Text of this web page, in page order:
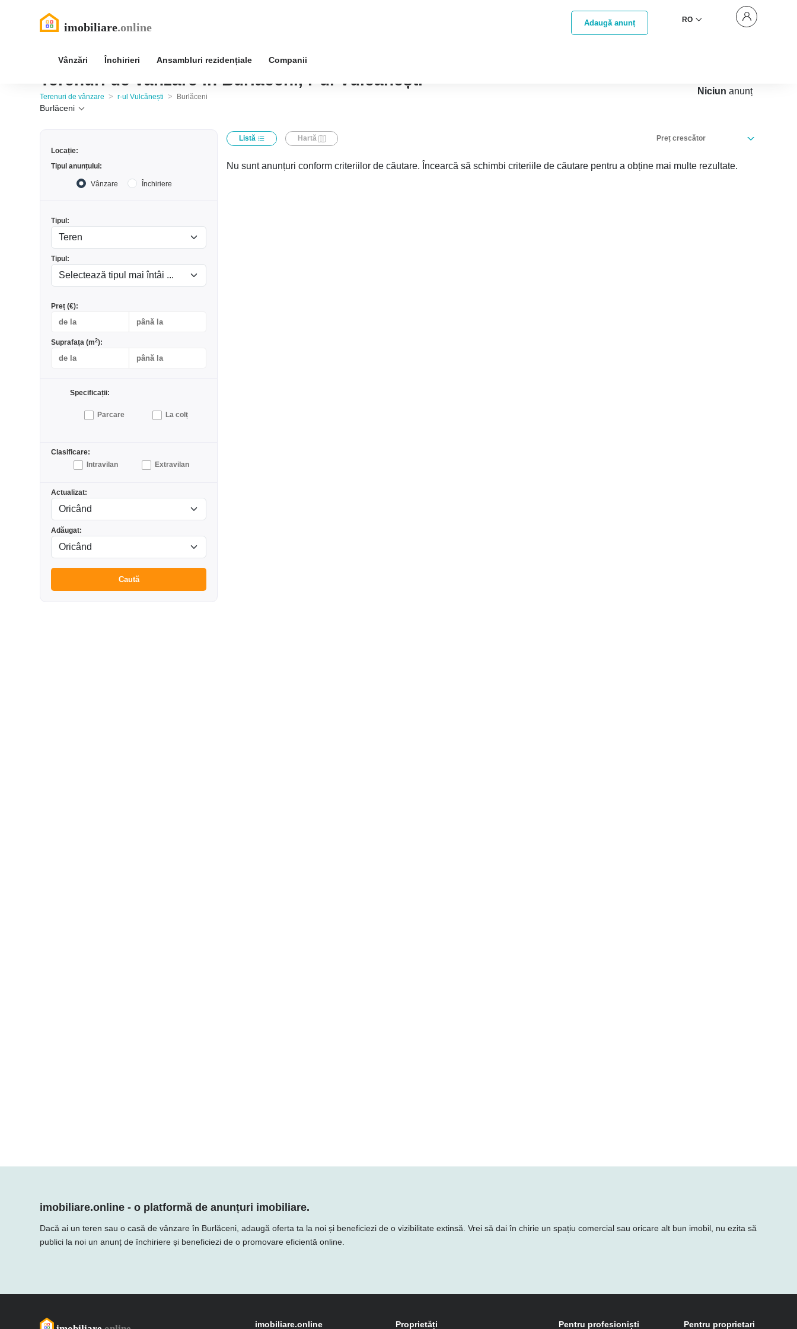
Adaugă anunț RO
Vânzări Închirieri Ansambluri rezidențiale Companii
Terenuri de vânzare în Burlăceni, r-ul Vulcănești
Terenuri de vânzare > r-ul Vulcănești > Burlăceni
Burlăceni
Niciun anunț
Locație:
Tipul anunțului:
Vânzare Închiriere
Tipul:
Tipul:
Preț (€):
Suprafața (m2):
Specificații:
Parcare La colț
Clasificare:
Intravilan
Extravilan
Actualizat:
Adăugat:
Caută
Listă Hartă Preț crescător
Nu sunt anunțuri conform criteriilor de căutare. Încearcă să schimbi criteriile de căutare pentru a obține mai multe rezultate.
imobiliare.online - o platformă de anunțuri imobiliare.
Dacă ai un teren sau o casă de vânzare în Burlăceni, adaugă oferta ta la noi și beneficiezi de o vizibilitate extinsă. Vrei să dai în chirie un spațiu comercial sau oricare alt bun imobil, nu ezita să
publici la noi un anunț de închiriere și beneficiezi de o promovare eficientă online.
imobiliare.online Proprietăți Pentru profesioniști Pentru proprietari